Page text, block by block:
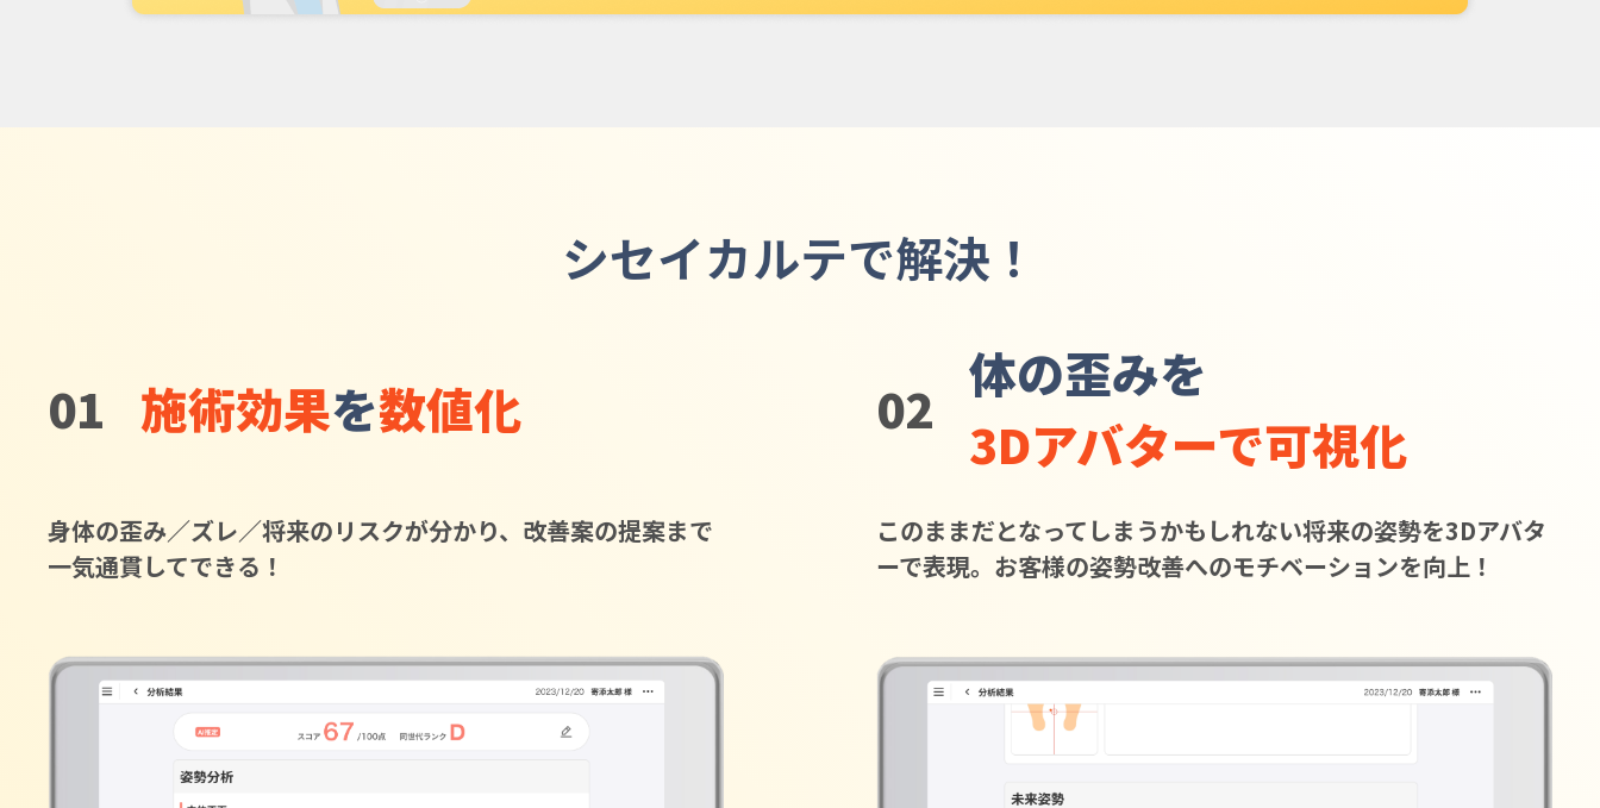
シセイカルテで解決！
01 施術効果を数値化
身体の歪み／ズレ／将来のリスクが分かり、改善案の提案まで
一気通貫してできる！
02
体の歪みを
3Dアバターで可視化
このままだとなってしまうかもしれない将来の姿勢を3Dアバタ
ーで表現。お客様の姿勢改善へのモチベーションを向上！